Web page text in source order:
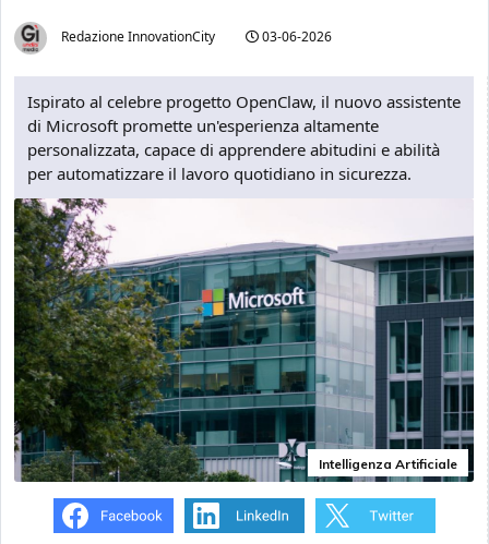
Redazione InnovationCity 03-06-2026
Ispirato al celebre progetto OpenClaw, il nuovo assistente
di Microsoft promette un'esperienza altamente
personalizzata, capace di apprendere abitudini e abilità
per automatizzare il lavoro quotidiano in sicurezza.
Intelligenza Artificiale